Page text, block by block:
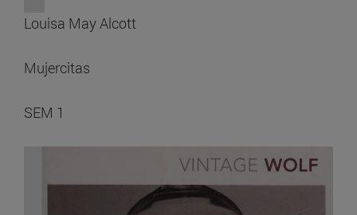
Louisa May Alcott
Mujercitas
SEM 1